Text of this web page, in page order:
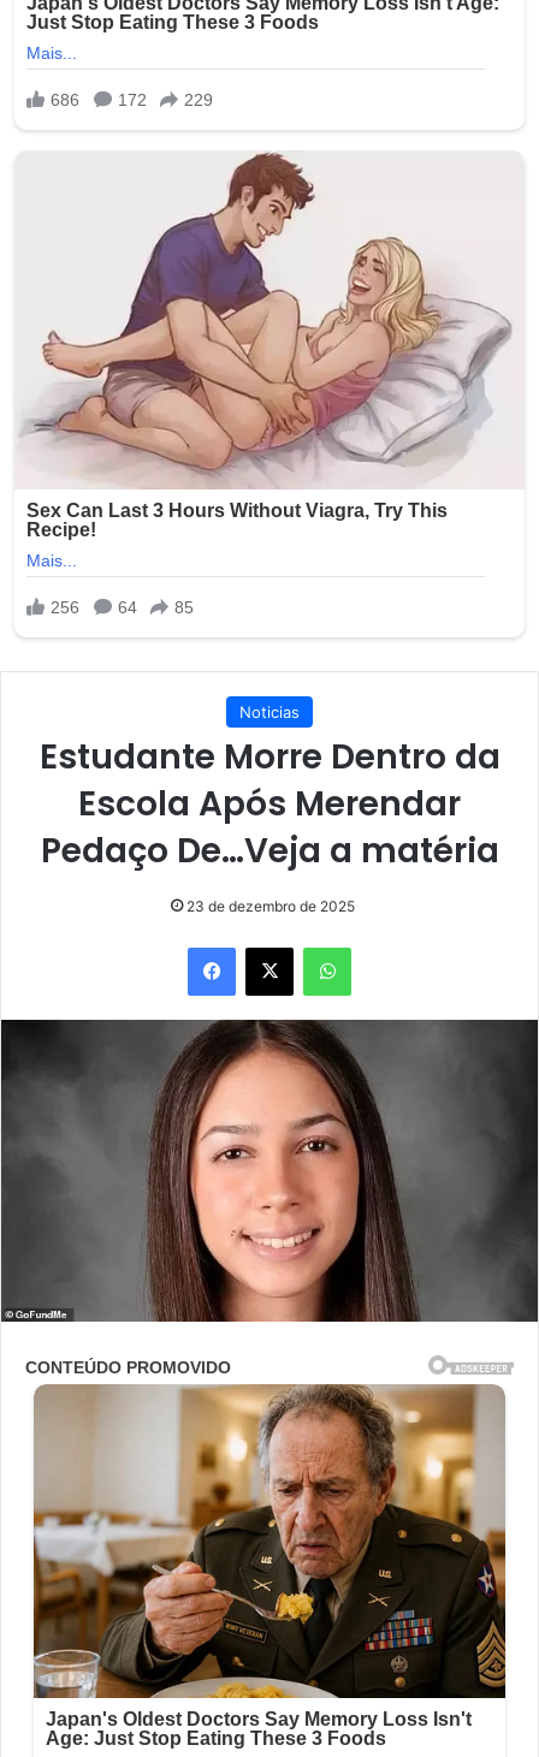
Noticias
Estudante Morre Dentro da
Escola Após Merendar
Pedaço De…Veja a matéria
23 de dezembro de 2025
Facebook
X WhatsApp